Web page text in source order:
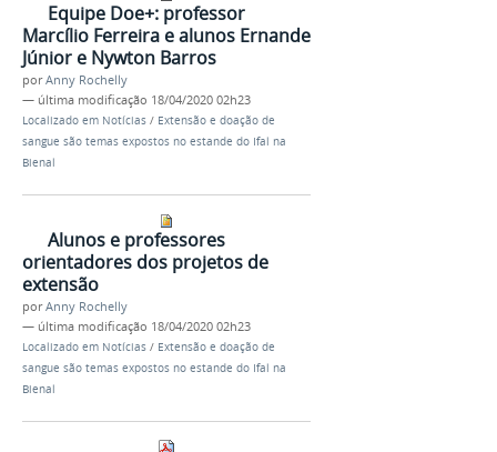
Equipe Doe+: professor
Marcílio Ferreira e alunos Ernande
Júnior e Nywton Barros
porAnny Rochelly
— última modificação 18/04/2020 02h23
Localizado em Notícias / Extensão e doação de
sangue são temas expostos no estande do Ifal na
Bienal
Alunos e professores
orientadores dos projetos de
extensão
porAnny Rochelly
— última modificação 18/04/2020 02h23
Localizado em Notícias / Extensão e doação de
sangue são temas expostos no estande do Ifal na
Bienal